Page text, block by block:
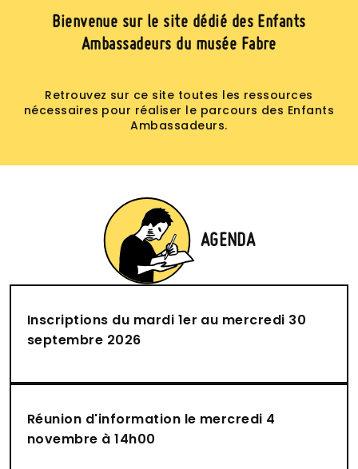
Bienvenue sur le site dédié des Enfants
Ambassadeurs du musée Fabre
Retrouvez sur ce site toutes les ressources
nécessaires pour réaliser le parcours des Enfants
Ambassadeurs.
AGENDA
Inscriptions du mardi 1er au mercredi 30
septembre 2026
Réunion d'information le mercredi 4
novembre à 14h00